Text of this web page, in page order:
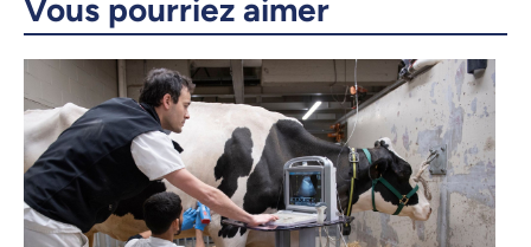
Copier le lien
Vous pourriez aimer